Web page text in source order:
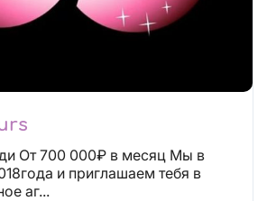
Мы в
и приглашаем тебя в
аг...